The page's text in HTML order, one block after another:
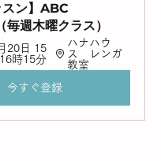
スン】ABC
週木曜クラス）
20日 15
時15分
ハナハウ
ス　レンガ
教室
今すぐ登録